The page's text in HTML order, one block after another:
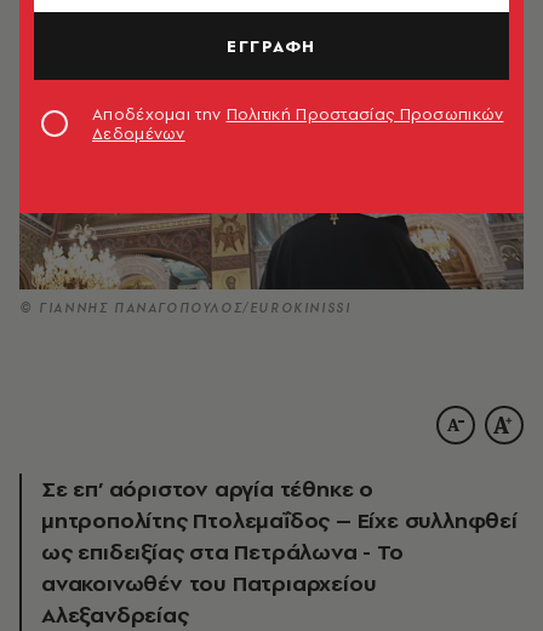
© ΓΙΑΝΝΗΣ ΠΑΝΑΓΟΠΟΥΛΟΣ/EUROKINISSI
Σε επ’ αόριστον αργία τέθηκε ο
μητροπολίτης Πτολεμαΐδος – Είχε συλληφθεί
ως επιδειξίας στα Πετράλωνα - Το
ανακοινωθέν του Πατριαρχείου
Αλεξανδρείας
ΕΓΓΡΑΦΗ
Αποδέχομαι την Πολιτική Προστασίας Προσωπικών
Δεδομένων